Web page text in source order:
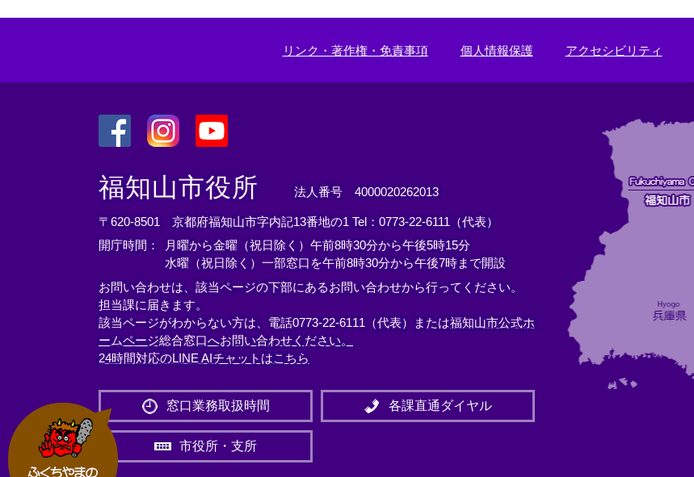
ク
リンク・著作権・免責事項 個人情報保護 アクセシビリティ
外
部
リ
ン
ク
外
部
リ
ン
ク
外
部
リ
ン
ク
＞
福知山市役所 法人番号 4000020262013
〒620-8501 京都府福知山市字内記13番地の1 Tel：0773-22-6111（代表）
開庁時間： 月曜から金曜（祝日除く）午前8時30分から午後5時15分
水曜（祝日除く）一部窓口を午前8時30分から午後7時まで開設
お問い合わせは、該当ページの下部にあるお問い合わせから行ってください。
担当課に届きます。
該当ページがわからない方は、電話0773-22-6111（代表）または福知山市公式ホ
ームページ総合窓口へお問い合わせください。
24時間対応のLINE AIチャットはこちら
外
部
リ
窓口業務取扱時間 各課直通ダイヤル
市役所・支所